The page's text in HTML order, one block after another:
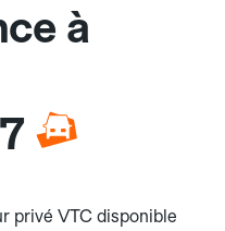
à
privé VTC disponible